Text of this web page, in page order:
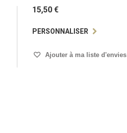
15,50 €
PERSONNALISER
Ajouter à ma liste d'envies